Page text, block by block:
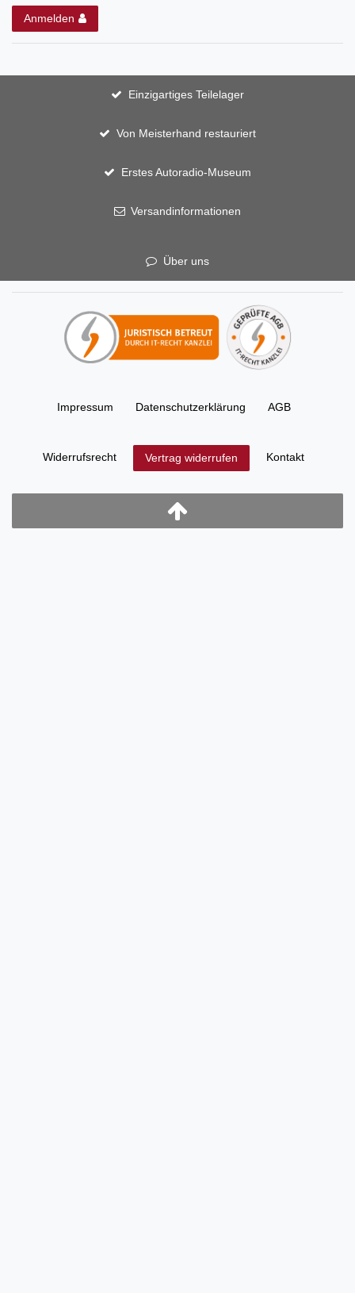
Anmelden
Einzigartiges Teilelager
Von Meisterhand restauriert
Erstes Autoradio-Museum
Versandinformationen
Über uns
Impressum Daten­schutz­erklärung AGB
Widerrufs­recht Vertrag widerrufen Kontakt